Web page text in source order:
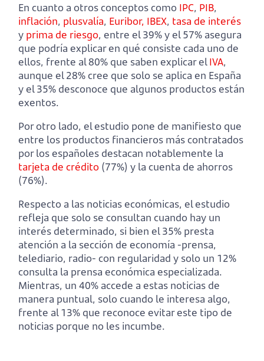
En cuanto a otros conceptos como IPC, PIB,
inflación, plusvalía, Euribor, IBEX, tasa de interés
y prima de riesgo, entre el 39% y el 57% asegura
que podría explicar en qué consiste cada uno de
ellos, frente al 80% que saben explicar elIVA,
aunque el 28% cree que solo se aplica en España
y el 35% desconoce que algunos productos están
exentos.
Por otro lado, el estudio pone de manifiesto que
entre los productos financieros más contratados
por los españoles destacan notablemente la
tarjeta de crédito (77%) y la cuenta de ahorros
(76%).
Respecto a las noticias económicas, el estudio
refleja que solo se consultan cuando hay un
interés determinado, si bien el 35% presta
atención a la sección de economía -prensa,
telediario, radio- con regularidad y solo un 12%
consulta la prensa económica especializada.
Mientras, un 40% accede a estas noticias de
manera puntual, solo cuando le interesa algo,
frente al 13% que reconoce evitar este tipo de
noticias porque no les incumbe.